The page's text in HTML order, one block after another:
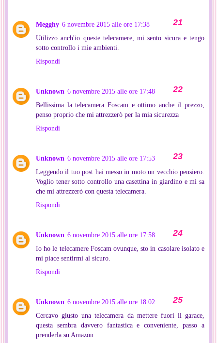
Megghy 6 novembre 2015 alle ore 17:38
Utilizzo anch'io queste telecamere, mi sento sicura e tengo
sotto controllo i mie ambienti.
Rispondi
Unknown 6 novembre 2015 alle ore 17:48
Bellissima la telecamera Foscam e ottimo anche il prezzo,
penso proprio che mi attrezzerò per la mia sicurezza
Rispondi
Unknown 6 novembre 2015 alle ore 17:53
Leggendo il tuo post hai messo in moto un vecchio pensiero.
Voglio tener sotto controllo una casettina in giardino e mi sa
che mi attrezzerò con questa telecamera.
Rispondi
Unknown 6 novembre 2015 alle ore 17:58
Io ho le telecamere Foscam ovunque, sto in casolare isolato e
mi piace sentirmi al sicuro.
Rispondi
Unknown 6 novembre 2015 alle ore 18:02
Cercavo giusto una telecamera da mettere fuori il garace,
questa sembra davvero fantastica e conveniente, passo a
prenderla su Amazon